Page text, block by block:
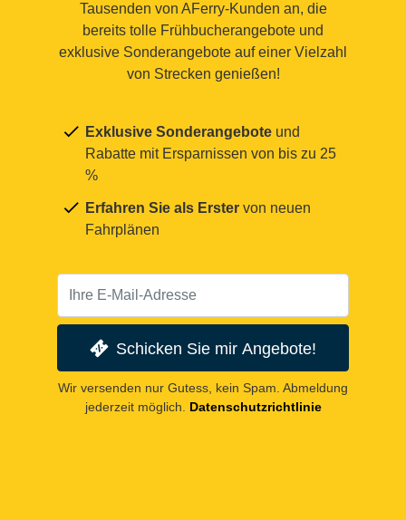
Tausenden von AFerry-Kunden an, die
bereits tolle Frühbucherangebote und
exklusive Sonderangebote auf einer Vielzahl
von Strecken genießen!
Exklusive Sonderangebote und
Rabatte mit Ersparnissen von bis zu 25
%
Erfahren Sie als Erster von neuen
Fahrplänen
Schicken Sie mir Angebote!
Wir versenden nur Gutess, kein Spam. Abmeldung
jederzeit möglich.
Datenschutzrichtlinie